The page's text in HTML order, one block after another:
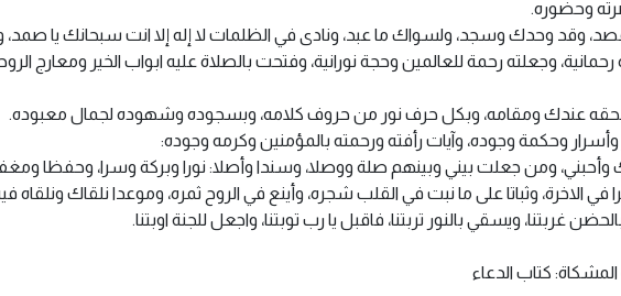
وحضوره.
وقد وحدك وسجد، ولسواك ما عبد، ونادى في الظلمات لا إله إلا انت سبحانك يا
وجعلته رحمة للعالمين وحجة نورانية، وفتحت بالصلاة عليه ابواب الخير ومعارج
وبحقه عندك ومقامه، وبكل حرف نور من حروف كلامه، وبسجوده وشهوده لجمال معبوده.
وحكمة وجوده، وآيات رأفته ورحمته بالمؤمنين وكرمه وجوده:
وأحبني، ومن جعلت بيني وبينهم صلة ووصلا، وسندا وأصلا: نورا وبركة وسرا، وحفظا ومغفرة
في الاخرة، وثباتا على ما نبت في القلب شجره، وأينع في الروح ثمره، وموعدا نلقاك
غربتنا، ويسقي بالنور تربتنا، فاقبل يا رب توبتنا، واجعل للجنة اوبتنا.
كتاب الدعاء